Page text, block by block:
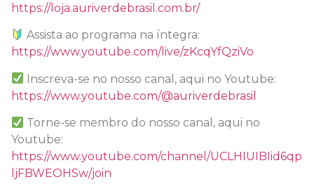
https://loja.auriverdebrasil.com.br/
Assista ao programa na íntegra:
https://www.youtube.com/live/zKcqYfQziVo
Inscreva-se no nosso canal, aqui no Youtube:
https://www.youtube.com/@auriverdebrasil
Torne-se membro do nosso canal, aqui no
Youtube:
https://www.youtube.com/channel/UCLHIUIBIid6qp
ljFBWEOHSw/join